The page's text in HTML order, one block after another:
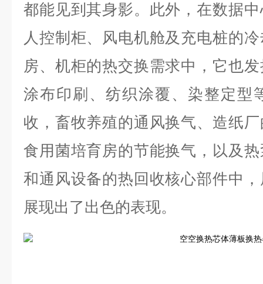
都能见到其身影。此外，在数据
人控制柜、风电机舱及充电桩的
房、机柜的热交换需求中，它也
涂布印刷、纺织涂覆、染整定型
收，畜牧养殖的通风换气、造纸
食用菌培育房的节能换气，以及
和通风设备的热回收核心部件中
展现出了出色的表现。